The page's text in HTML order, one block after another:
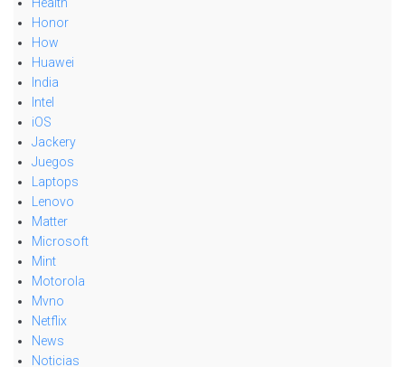
Honor
How
Huawei
India
Intel
iOS
Jackery
Juegos
Laptops
Lenovo
Matter
Microsoft
Mint
Motorola
Mvno
Netflix
News
Noticias